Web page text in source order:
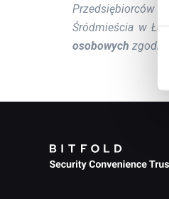
Przedsiębiorców
Śródmieścia w
osobowych